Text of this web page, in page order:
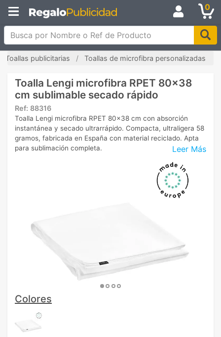
0
Busca por Nombre o Ref de Producto
Toallas publicitarias Toallas de microfibra personalizadas
Toalla Lengi microfibra RPET 80x38
cm sublimable secado rápido
Ref: 88316
Leer Más
Toalla Lengi microfibra RPET 80x38 cm con absorción
instantánea y secado ultrarrápido. Compacta, ultraligera 58
gramos, fabricada en España con material reciclado. Apta
para sublimación completa.
Colores